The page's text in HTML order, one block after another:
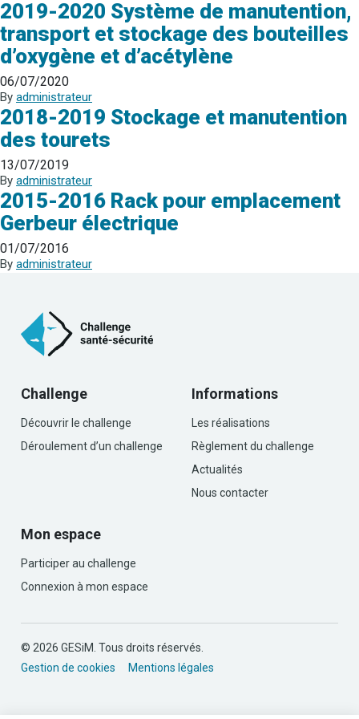
2019-2020 Système de manutention,
transport et stockage des bouteilles
d’oxygène et d’acétylène
06/07/2020
By administrateur
2018-2019 Stockage et manutention
des tourets
13/07/2019
By administrateur
2015-2016 Rack pour emplacement
Gerbeur électrique
01/07/2016
By administrateur
Challenge
Découvrir le challenge
Déroulement d’un challenge
Informations
Les réalisations
Règlement du challenge
Actualités
Nous contacter
Mon espace
Participer au challenge
Connexion à mon espace
© 2026 GESiM. Tous droits réservés.
Gestion de cookies
Mentions légales